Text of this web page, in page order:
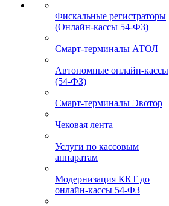
Фискальные регистраторы
(Онлайн-кассы 54-ФЗ)
Смарт-терминалы АТОЛ
Автономные онлайн-кассы
(54-ФЗ)
Смарт-терминалы Эвотор
Чековая лента
Услуги по кассовым
аппаратам
Модернизация ККТ до
онлайн-кассы 54-ФЗ